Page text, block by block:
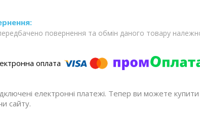
повернення та обмін даного товару
електронні платежі. Тепер ви можете
сайту.